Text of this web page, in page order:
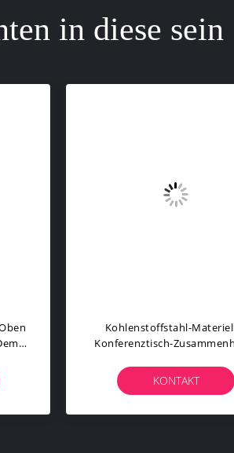
in diese sein
Motorisierte
Konferenztischsteckdose Mit
Zertifiziert
KONTAKT